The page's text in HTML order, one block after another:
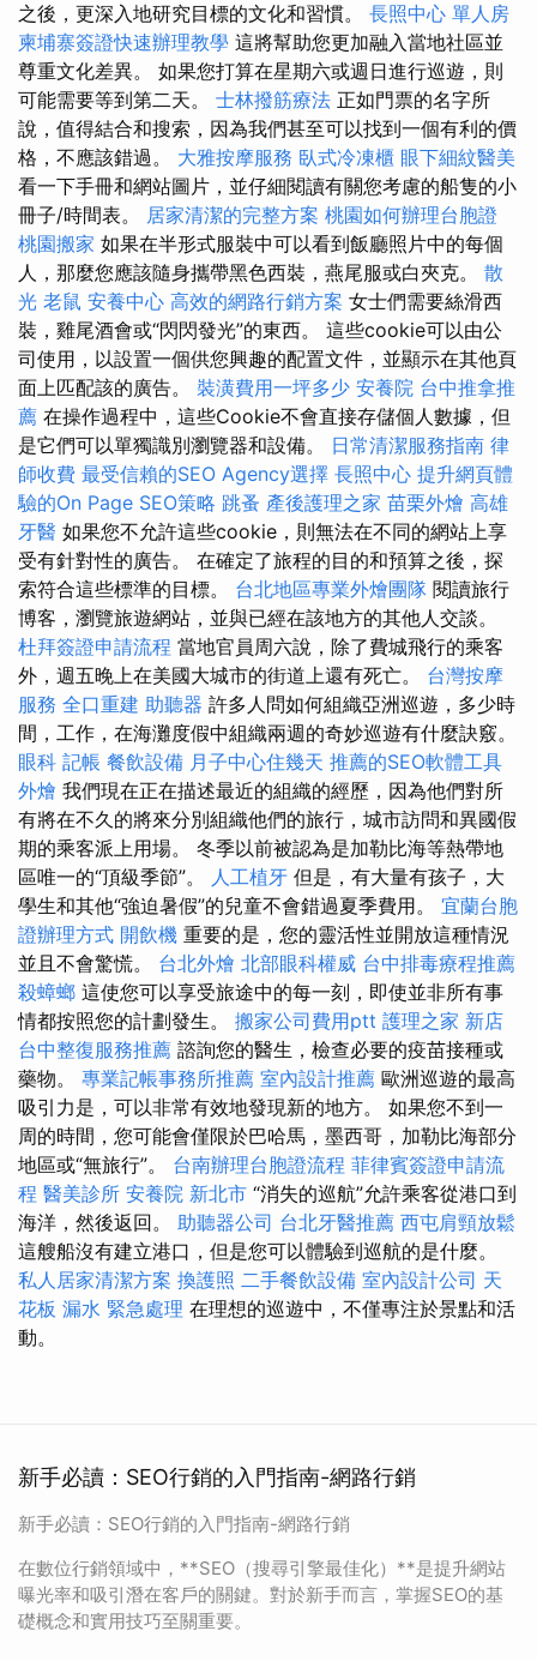
之後，更深入地研究目標的文化和習慣。 長照中心 單人房
柬埔寨簽證快速辦理教學 這將幫助您更加融入當地社區並
尊重文化差異。 如果您打算在星期六或週日進行巡遊，則
可能需要等到第二天。 士林撥筋療法 正如門票的名字所
說，值得結合和搜索，因為我們甚至可以找到一個有利的價
格，不應該錯過。 大雅按摩服務 臥式冷凍櫃 眼下細紋醫美
看一下手冊和網站圖片，並仔細閱讀有關您考慮的船隻的小
冊子/時間表。 居家清潔的完整方案 桃園如何辦理台胞證
桃園搬家 如果在半形式服裝中可以看到飯廳照片中的每個
人，那麼您應該隨身攜帶黑色西裝，燕尾服或白夾克。 散
光 老鼠 安養中心 高效的網路行銷方案 女士們需要絲滑西
裝，雞尾酒會或“閃閃發光”的東西。 這些cookie可以由公
司使用，以設置一個供您興趣的配置文件，並顯示在其他頁
面上匹配該的廣告。 裝潢費用一坪多少 安養院 台中推拿推
薦 在操作過程中，這些Cookie不會直接存儲個人數據，但
是它們可以單獨識別瀏覽器和設備。 日常清潔服務指南 律
師收費 最受信賴的SEO Agency選擇 長照中心 提升網頁體
驗的On Page SEO策略 跳蚤 產後護理之家 苗栗外燴 高雄
牙醫 如果您不允許這些cookie，則無法在不同的網站上享
受有針對性的廣告。 在確定了旅程的目的和預算之後，探
索符合這些標準的目標。 台北地區專業外燴團隊 閱讀旅行
博客，瀏覽旅遊網站，並與已經在該地方的其他人交談。
杜拜簽證申請流程 當地官員周六說，除了費城飛行的乘客
外，週五晚上在美國大城市的街道上還有死亡。 台灣按摩
服務 全口重建 助聽器 許多人問如何組織亞洲巡遊，多少時
間，工作，在海灘度假中組織兩週的奇妙巡遊有什麼訣竅。
眼科 記帳 餐飲設備 月子中心住幾天 推薦的SEO軟體工具
外燴 我們現在正在描述最近的組織的經歷，因為他們對所
有將在不久的將來分別組織他們的旅行，城市訪問和異國假
期的乘客派上用場。 冬季以前被認為是加勒比海等熱帶地
區唯一的“頂級季節”。 人工植牙 但是，有大量有孩子，大
學生和其他“強迫暑假”的兒童不會錯過夏季費用。 宜蘭台胞
證辦理方式 開飲機 重要的是，您的靈活性並開放這種情況
並且不會驚慌。 台北外燴 北部眼科權威 台中排毒療程推薦
殺蟑螂 這使您可以享受旅途中的每一刻，即使並非所有事
情都按照您的計劃發生。 搬家公司費用ptt 護理之家 新店
台中整復服務推薦 諮詢您的醫生，檢查必要的疫苗接種或
藥物。 專業記帳事務所推薦 室內設計推薦 歐洲巡遊的最高
吸引力是，可以非常有效地發現新的地方。 如果您不到一
周的時間，您可能會僅限於巴哈馬，墨西哥，加勒比海部分
地區或“無旅行”。 台南辦理台胞證流程 菲律賓簽證申請流
程 醫美診所 安養院 新北市 “消失的巡航”允許乘客從港口到
海洋，然後返回。 助聽器公司 台北牙醫推薦 西屯肩頸放鬆
這艘船沒有建立港口，但是您可以體驗到巡航的是什麼。
私人居家清潔方案 換護照 二手餐飲設備 室內設計公司 天
花板 漏水 緊急處理 在理想的巡遊中，不僅專注於景點和活
動。
新手必讀：SEO行銷的入門指南-網路行銷
新手必讀：SEO行銷的入門指南-網路行銷
在數位行銷領域中，**SEO（搜尋引擎最佳化）**是提升網站
曝光率和吸引潛在客戶的關鍵。對於新手而言，掌握SEO的基
礎概念和實用技巧至關重要。